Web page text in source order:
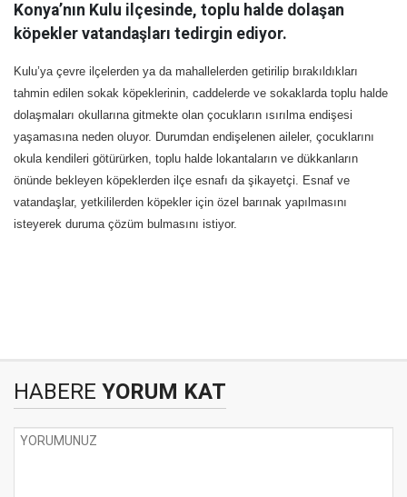
Konya’nın Kulu ilçesinde, toplu halde dolaşan
köpekler vatandaşları tedirgin ediyor.
Kulu’ya çevre ilçelerden ya da mahallelerden getirilip bırakıldıkları
tahmin edilen sokak köpeklerinin, caddelerde ve sokaklarda toplu halde
dolaşmaları okullarına gitmekte olan çocukların ısırılma endişesi
yaşamasına neden oluyor. Durumdan endişelenen aileler, çocuklarını
okula kendileri götürürken, toplu halde lokantaların ve dükkanların
önünde bekleyen köpeklerden ilçe esnafı da şikayetçi. Esnaf ve
vatandaşlar, yetkililerden köpekler için özel barınak yapılmasını
isteyerek duruma çözüm bulmasını istiyor.
HABERE YORUM KAT